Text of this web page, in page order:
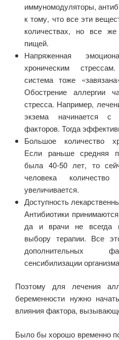
иммуномодуляторы,
к тому, что все эти
количествах, но все
пищей.
Напряженная
хроническим
система тоже
Обострение аллергии
стресса. Например,
экзема начинается с
факторов. Тогда
Большое количество
Если раньше средняя
была 40-50 лет, то
человека количество
увеличивается.
Доступность
Антибиотики
да и врачи не всегда
выбору терапии. Все
дополнительных
сенсибилизации
Поэтому для лечения
беременности нужно
влияния фактора,
Было бы хорошо временно